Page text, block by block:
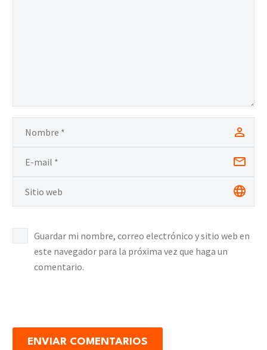
Guardar mi nombre, correo electrónico y sitio web en
este navegador para la próxima vez que haga un
comentario.
ENVIAR COMENTARIOS